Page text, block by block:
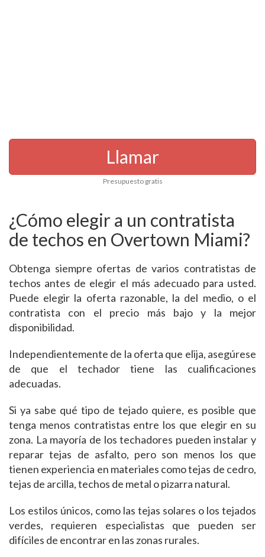
Llamar
Presupuesto gratis
¿Cómo elegir a un contratista
de techos en Overtown Miami?
Obtenga siempre ofertas de varios contratistas de
techos antes de elegir el más adecuado para usted.
Puede elegir la oferta razonable, la del medio, o el
contratista con el precio más bajo y la mejor
disponibilidad.
Independientemente de la oferta que elija, asegúrese
de que el techador tiene las cualificaciones
adecuadas.
Si ya sabe qué tipo de tejado quiere, es posible que
tenga menos contratistas entre los que elegir en su
zona. La mayoría de los techadores pueden instalar y
reparar tejas de asfalto, pero son menos los que
tienen experiencia en materiales como tejas de cedro,
tejas de arcilla, techos de metal o pizarra natural.
Los estilos únicos, como las tejas solares o los tejados
verdes, requieren especialistas que pueden ser
difíciles de encontrar en las zonas rurales.